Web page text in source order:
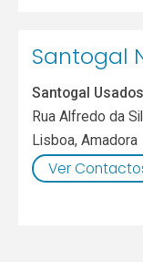
Santogal
Santogal
Rua Alfredo da
Lisboa,Amadora
Ver